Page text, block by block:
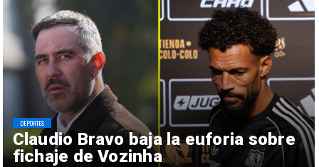
Claudio Bravo baja la euforia sobre
fichaje de Vozinha
DEPORTES